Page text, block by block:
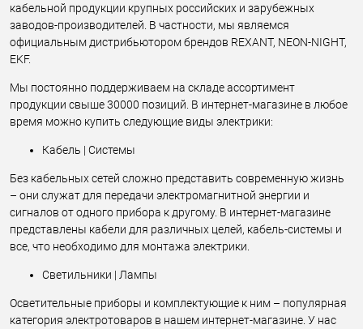
кабельной продукции крупных российских и зарубежных
заводов-производителей. В частности, мы являемся
официальным дистрибьютором брендов REXANT, NEON-NIGHT,
EKF.
Мы постоянно поддерживаем на складе ассортимент
продукции свыше 30000 позиций. В интернет-магазине в любое
время можно купить следующие виды электрики:
Кабель | Системы
Без кабельных сетей сложно представить современную жизнь
– они служат для передачи электромагнитной энергии и
сигналов от одного прибора к другому. В интернет-магазине
представлены кабели для различных целей, кабель-системы и
все, что необходимо для монтажа электрики.
Светильники | Лампы
Осветительные приборы и комплектующие к ним – популярная
категория электротоваров в нашем интернет-магазине. У нас